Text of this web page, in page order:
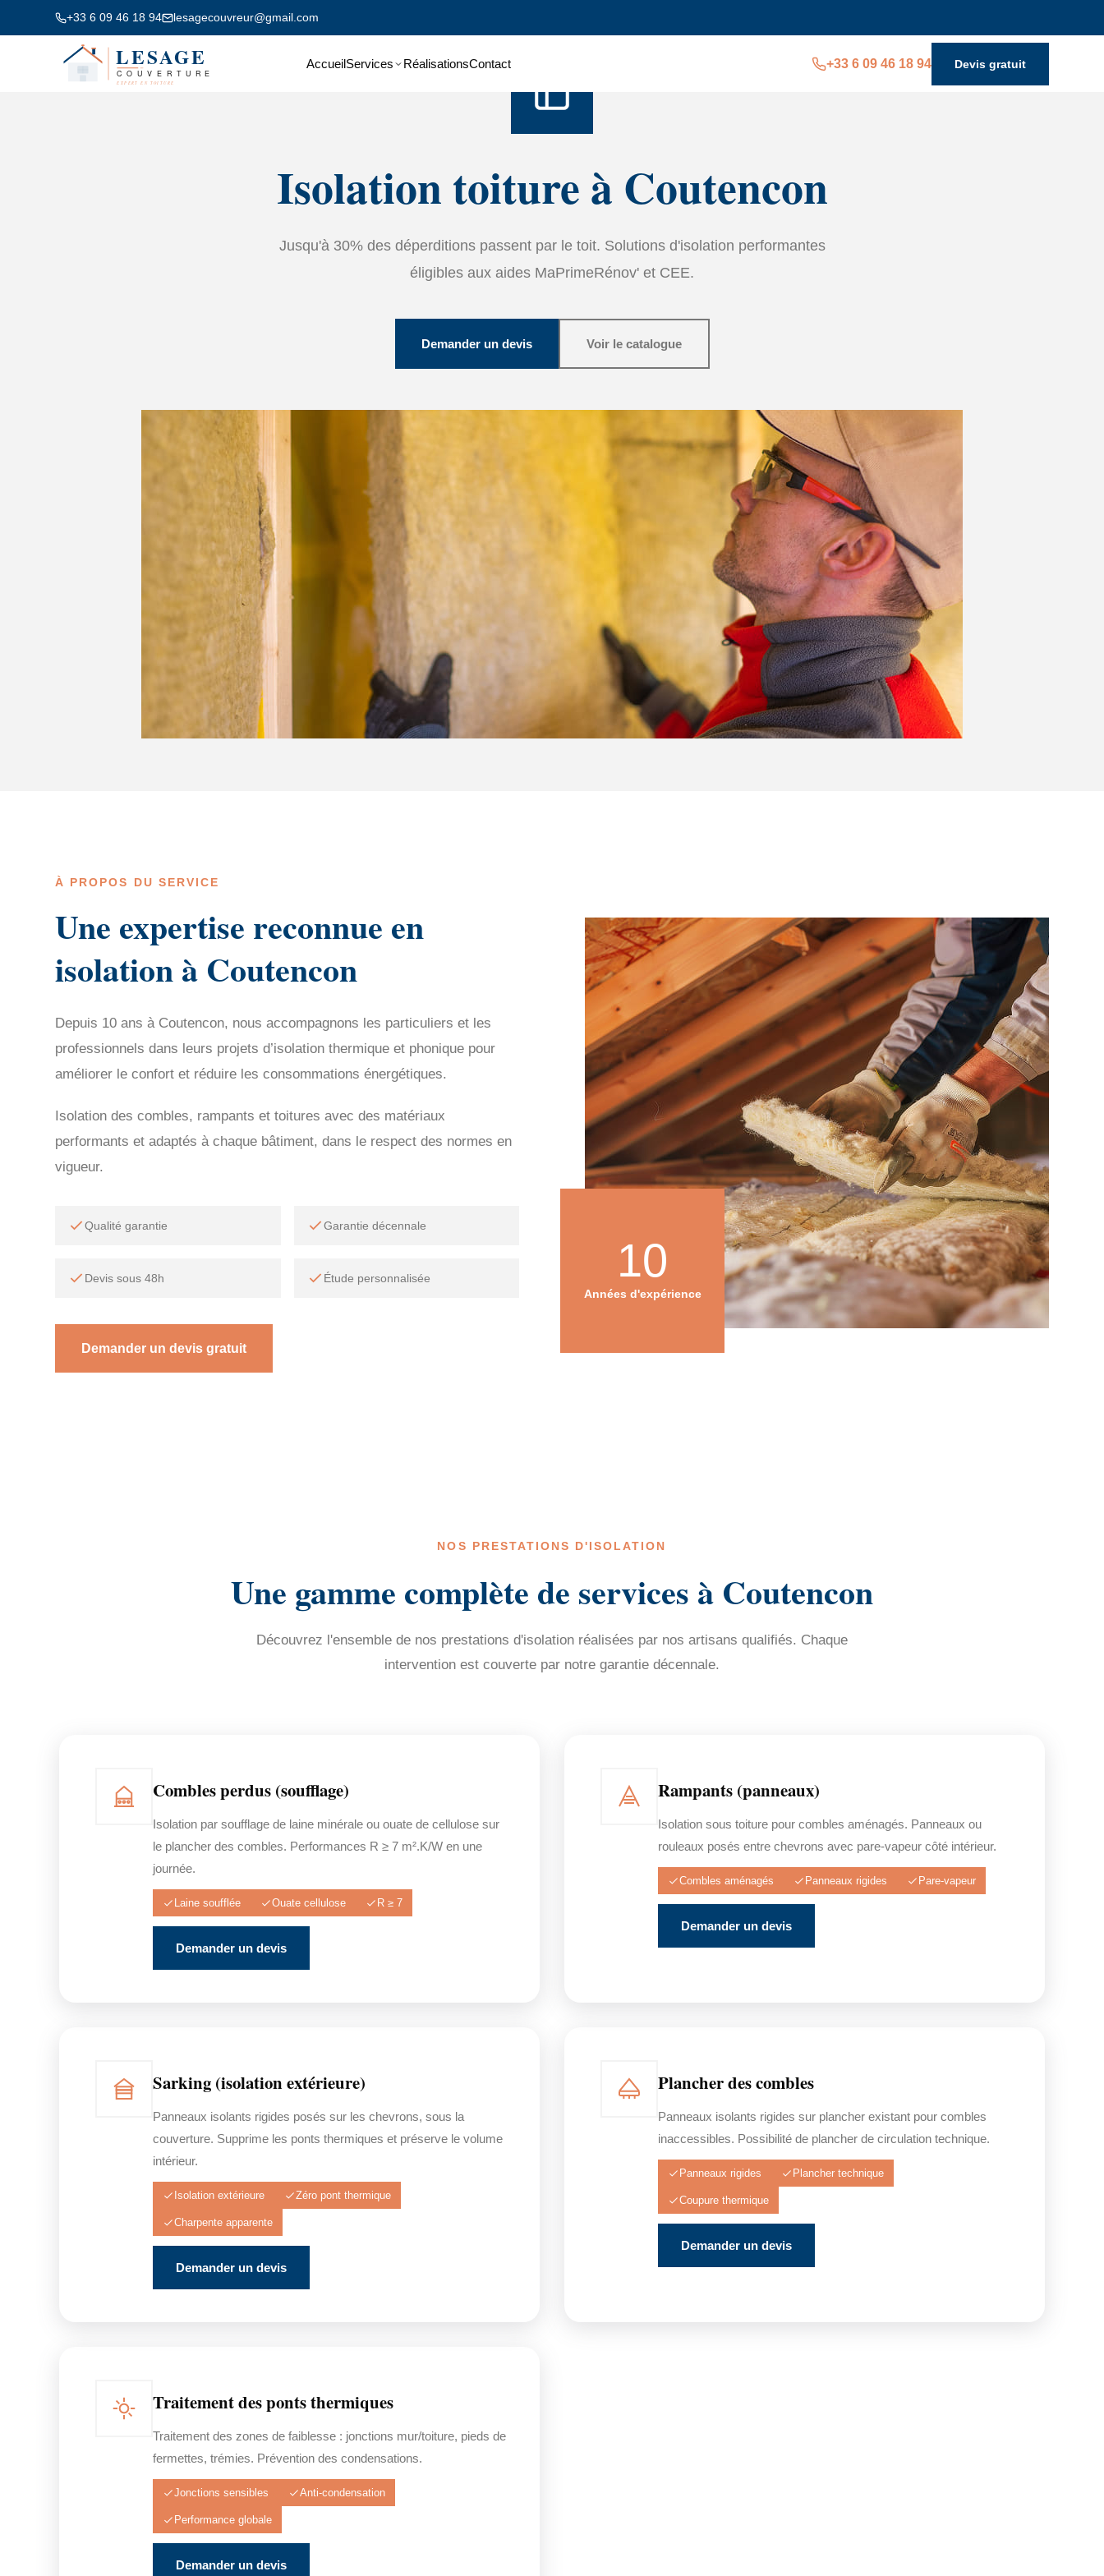
+33 6 09 46 18 94 lesagecouvreur@gmail.com
AccueilServices RéalisationsContact +33 6 09 46 18 94 Devis gratuit
Isolation toiture à Coutencon
Jusqu'à 30% des déperditions passent par le toit. Solutions d'isolation performantes
éligibles aux aides MaPrimeRénov' et CEE.
Demander un devis Voir le catalogue
À PROPOS DU SERVICE
Une expertise reconnue en
isolation à Coutencon
Depuis 10 ans à Coutencon, nous accompagnons les particuliers et les
professionnels dans leurs projets d’isolation thermique et phonique pour
améliorer le confort et réduire les consommations énergétiques.
Isolation des combles, rampants et toitures avec des matériaux
performants et adaptés à chaque bâtiment, dans le respect des normes en
vigueur.
Qualité garantie Garantie décennale
Devis sous 48h Étude personnalisée
Demander un devis gratuit
10
Années d'expérience
NOS PRESTATIONS D'ISOLATION
Une gamme complète de services à Coutencon
Découvrez l'ensemble de nos prestations d'isolation réalisées par nos artisans qualifiés. Chaque
intervention est couverte par notre garantie décennale.
Combles perdus (soufflage)
Isolation par soufflage de laine minérale ou ouate de cellulose sur
le plancher des combles. Performances R ≥ 7 m².K/W en une
journée.
Laine soufflée Ouate cellulose R ≥ 7
Demander un devis
Rampants (panneaux)
Isolation sous toiture pour combles aménagés. Panneaux ou
rouleaux posés entre chevrons avec pare-vapeur côté intérieur.
Combles aménagés Panneaux rigides Pare-vapeur
Demander un devis
Sarking (isolation extérieure)
Panneaux isolants rigides posés sur les chevrons, sous la
couverture. Supprime les ponts thermiques et préserve le volume
intérieur.
Isolation extérieure Zéro pont thermique
Charpente apparente
Demander un devis
Plancher des combles
Panneaux isolants rigides sur plancher existant pour combles
inaccessibles. Possibilité de plancher de circulation technique.
Panneaux rigides Plancher technique
Coupure thermique
Demander un devis
Traitement des ponts thermiques
Traitement des zones de faiblesse : jonctions mur/toiture, pieds de
fermettes, trémies. Prévention des condensations.
Jonctions sensibles Anti-condensation
Performance globale
Demander un devis